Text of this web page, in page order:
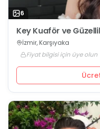
6
Key Kuaför ve
İzmir, Karşıyaka
Fiyat bilgisi için üye olun